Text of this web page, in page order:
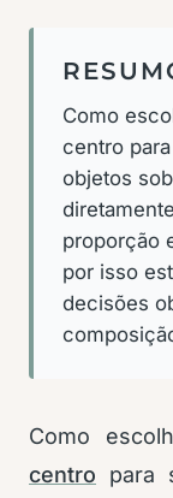
Como
centro
objetos
proporção
por isso
decisões
Como
centro para